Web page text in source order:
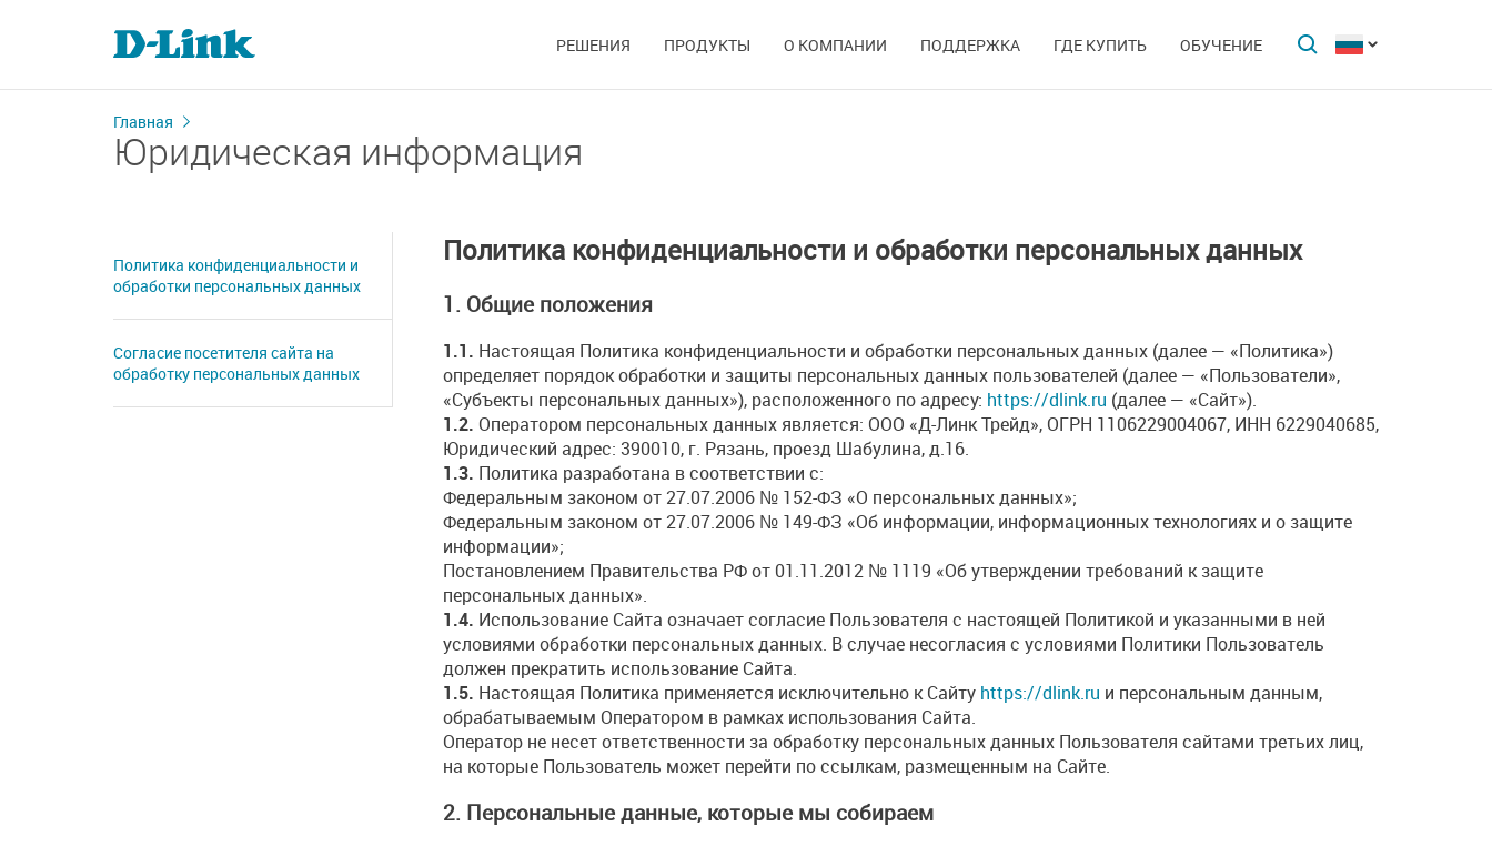
РЕШЕНИЯ ПРОДУКТЫ О КОМПАНИИ ПОДДЕРЖКА ГДЕ КУПИТЬ ОБУЧЕНИЕ
Главная
Юридическая информация
Политика конфиденциальности и
обработки персональных данных
Согласие посетителя сайта на
обработку персональных данных
Политика конфиденциальности и обработки персональных данных
1. Общие положения
1.1. Настоящая Политика конфиденциальности и обработки персональных данных (далее — «Политика»)
определяет порядок обработки и защиты персональных данных пользователей (далее — «Пользователи»,
«Субъекты персональных данных»), расположенного по адресу: https://dlink.ru (далее — «Сайт»).
1.2. Оператором персональных данных является: ООО «Д-Линк Трейд», ОГРН 1106229004067, ИНН 6229040685,
Юридический адрес: 390010, г. Рязань, проезд Шабулина, д.16.
1.3. Политика разработана в соответствии с:
Федеральным законом от 27.07.2006 № 152-ФЗ «О персональных данных»;
Федеральным законом от 27.07.2006 № 149-ФЗ «Об информации, информационных технологиях и о защите
информации»;
Постановлением Правительства РФ от 01.11.2012 № 1119 «Об утверждении требований к защите
персональных данных».
1.4. Использование Сайта означает согласие Пользователя с настоящей Политикой и указанными в ней
условиями обработки персональных данных. В случае несогласия с условиями Политики Пользователь
должен прекратить использование Сайта.
1.5. Настоящая Политика применяется исключительно к Сайту https://dlink.ru и персональным данным,
обрабатываемым Оператором в рамках использования Сайта.
Оператор не несет ответственности за обработку персональных данных Пользователя сайтами третьих лиц,
на которые Пользователь может перейти по ссылкам, размещенным на Сайте.
2. Персональные данные, которые мы собираем